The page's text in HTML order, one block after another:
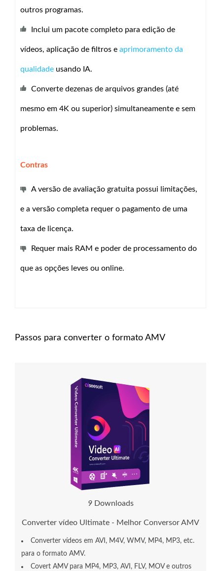
outros programas.
Inclui um pacote completo para edição de
vídeos, aplicação de filtros e aprimoramento da
qualidade usando IA.
Converte dezenas de arquivos grandes (até
mesmo em 4K ou superior) simultaneamente e sem
problemas.
Contras
A versão de avaliação gratuita possui limitações,
e a versão completa requer o pagamento de uma
taxa de licença.
Requer mais RAM e poder de processamento do
que as opções leves ou online.
Passos para converter o formato AMV
11 Downloads
Converter vídeo Ultimate - Melhor Conversor AMV
Converter vídeos em AVI, M4V, WMV, MP4, MP3, etc.
para o formato AMV.
Covert AMV para MP4, MP3, AVI, FLV, MOV e outros